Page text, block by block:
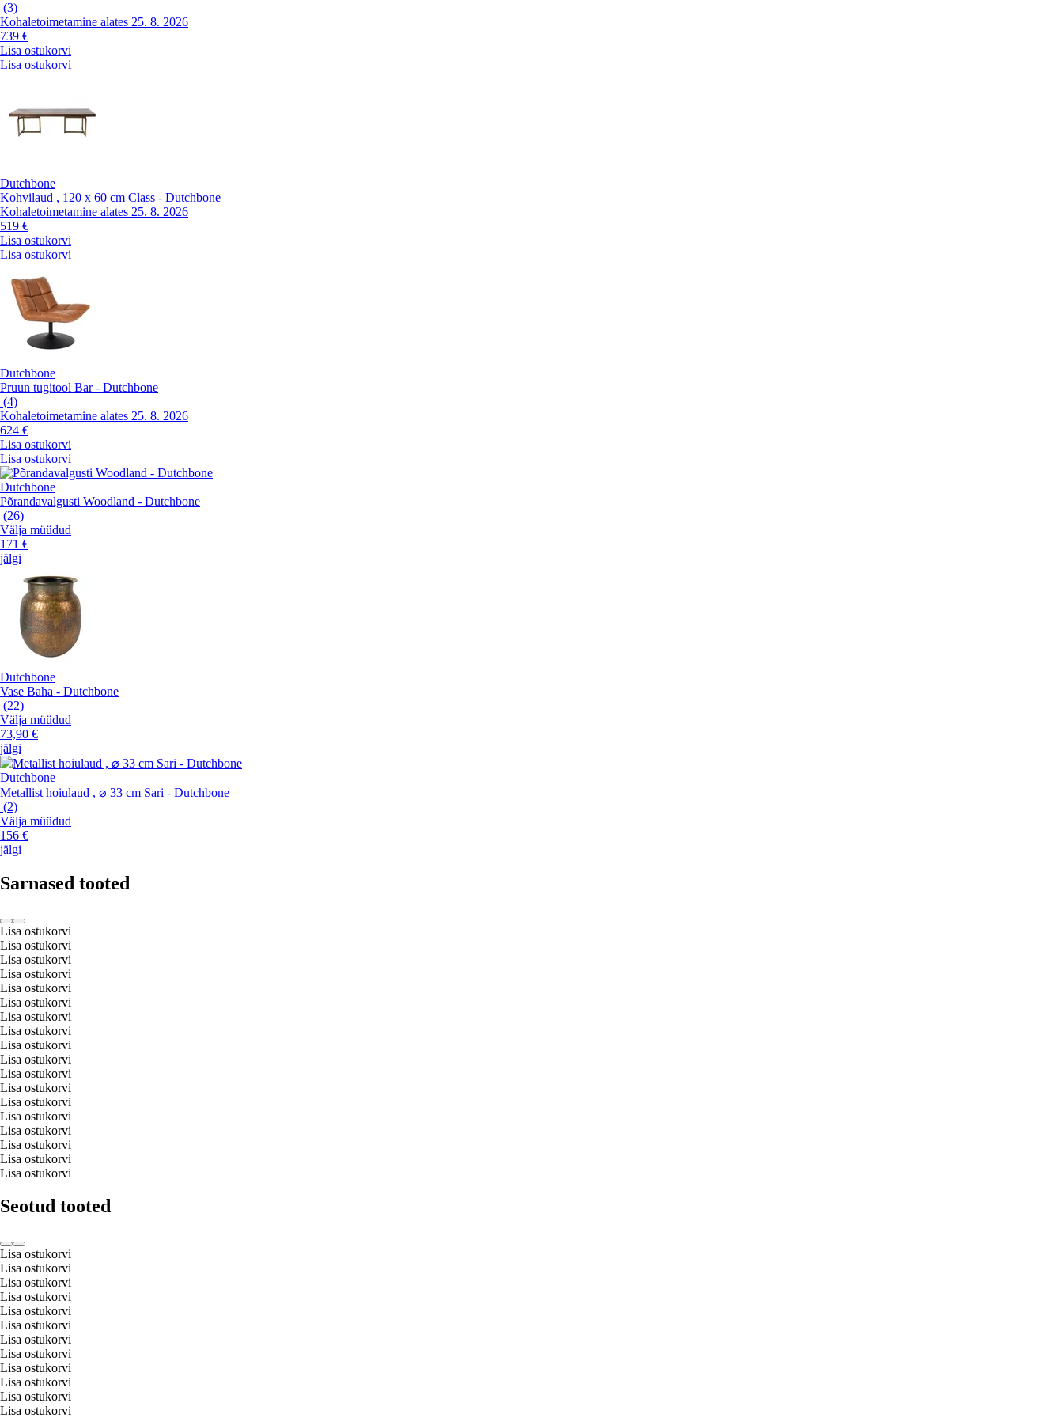
(3)
Kohaletoimetamine alates 25. 8. 2026
739 €
Lisa ostukorvi
Lisa ostukorvi
Dutchbone
Kohvilaud , 120 x 60 cm Class - Dutchbone
Kohaletoimetamine alates 25. 8. 2026
519 €
Lisa ostukorvi
Lisa ostukorvi
Dutchbone
Pruun tugitool Bar - Dutchbone
(4)
Kohaletoimetamine alates 25. 8. 2026
624 €
Lisa ostukorvi
Lisa ostukorvi
Dutchbone
Põrandavalgusti Woodland - Dutchbone
(26)
Välja müüdud
171 €
jälgi
Dutchbone
Vase Baha - Dutchbone
(22)
Välja müüdud
73,90 €
jälgi
Dutchbone
Metallist hoiulaud , ⌀ 33 cm Sari - Dutchbone
(2)
Välja müüdud
156 €
jälgi
Sarnased tooted
Lisa ostukorvi
Lisa ostukorvi
Lisa ostukorvi
Lisa ostukorvi
Lisa ostukorvi
Lisa ostukorvi
Lisa ostukorvi
Lisa ostukorvi
Lisa ostukorvi
Lisa ostukorvi
Lisa ostukorvi
Lisa ostukorvi
Lisa ostukorvi
Lisa ostukorvi
Lisa ostukorvi
Lisa ostukorvi
Lisa ostukorvi
Lisa ostukorvi
Seotud tooted
Lisa ostukorvi
Lisa ostukorvi
Lisa ostukorvi
Lisa ostukorvi
Lisa ostukorvi
Lisa ostukorvi
Lisa ostukorvi
Lisa ostukorvi
Lisa ostukorvi
Lisa ostukorvi
Lisa ostukorvi
Lisa ostukorvi